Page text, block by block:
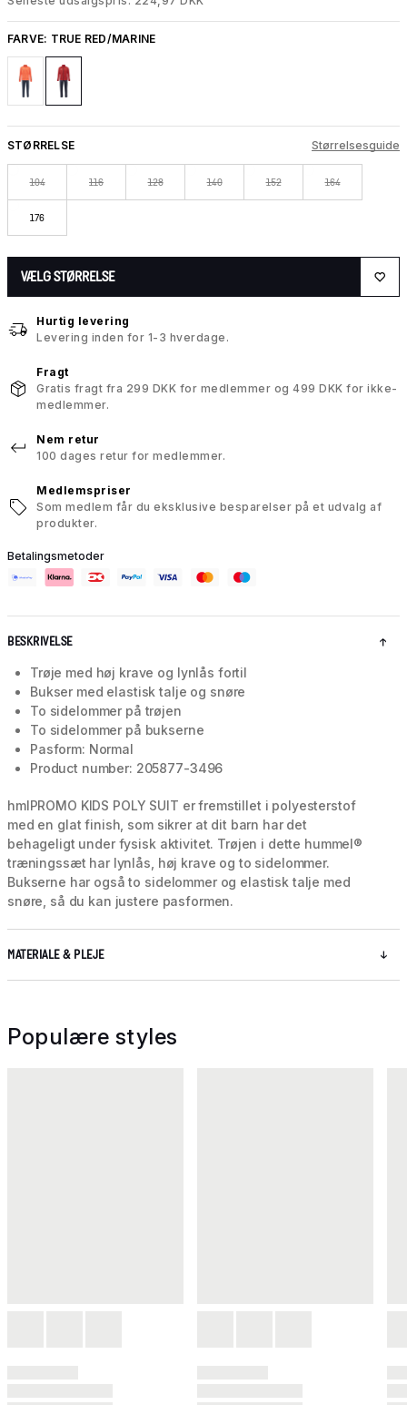
FARVE: TRUE RED/MARINE
STØRRELSE Størrelsesguide
104 116 128 140 152 164
176
VÆLG STØRRELSE
Hurtig levering
Levering inden for 1-3 hverdage.
Fragt
Gratis fragt fra 299 DKK for medlemmer og 499 DKK for ikke-
medlemmer.
Nem retur
100 dages retur for medlemmer.
Medlemspriser
Som medlem får du eksklusive besparelser på et udvalg af
produkter.
Betalingsmetoder
BESKRIVELSE
Trøje med høj krave og lynlås fortil
Bukser med elastisk talje og snøre
To sidelommer på trøjen
To sidelommer på bukserne
Pasform: Normal
Product number: 205877-3496
hmlPROMO KIDS POLY SUIT er fremstillet i polyesterstof
med en glat finish, som sikrer at dit barn har det
behageligt under fysisk aktivitet. Trøjen i dette hummel®
træningssæt har lynlås, høj krave og to sidelommer.
Bukserne har også to sidelommer og elastisk talje med
snøre, så du kan justere pasformen.
MATERIALE & PLEJE
Populære styles